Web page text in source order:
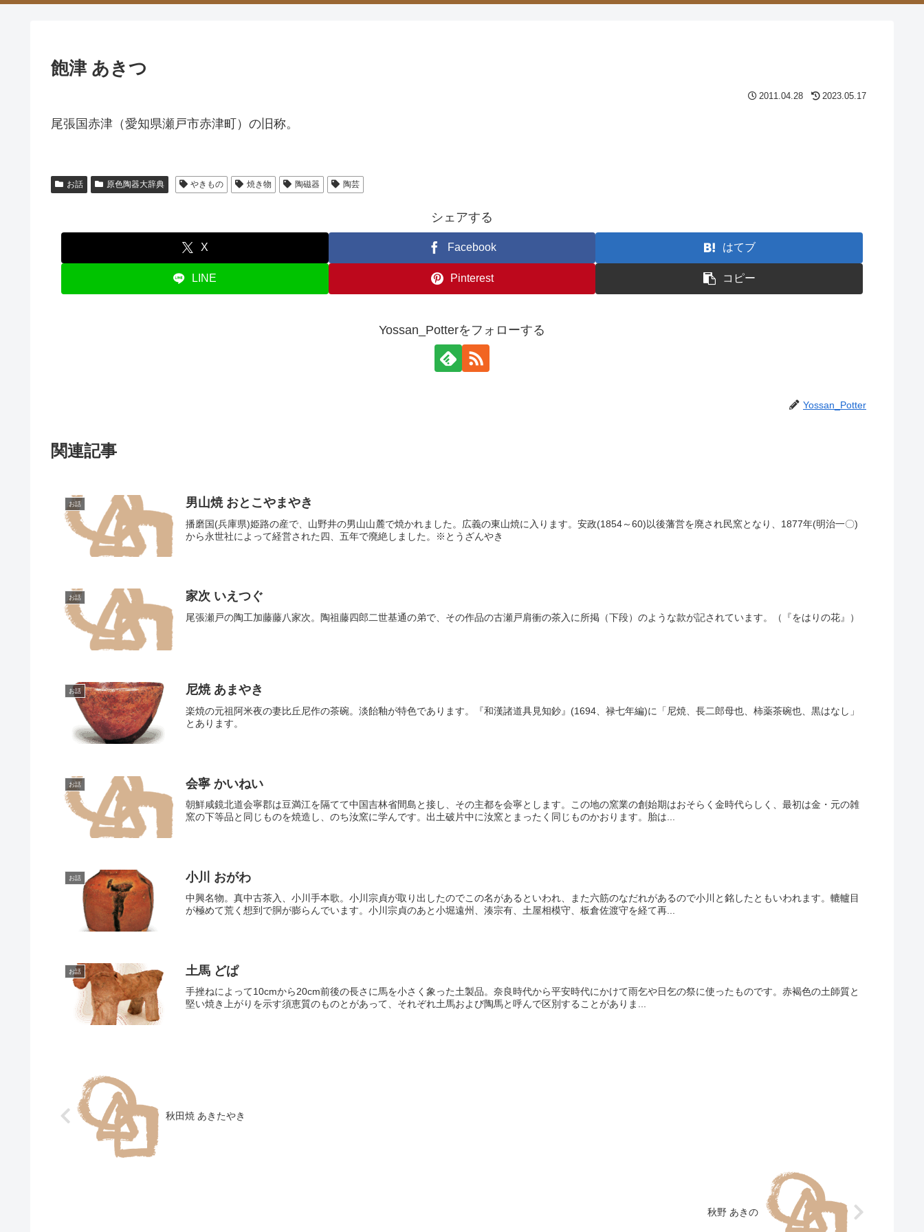
飽津 あきつ
2011.04.28 2023.05.17
尾張国赤津（愛知県瀬戸市赤津町）の旧称。
お話 原色陶器大辞典 やきもの 焼き物 陶磁器 陶芸
シェアする
X Facebook はてブ
LINE Pinterest コピー
Yossan_Potterをフォローする
Yossan_Potter
関連記事
お話 男山焼 おとこやまやき
播磨国(兵庫県)姫路の産で、山野井の男山山麓で焼かれました。広義の東山焼に入ります。安政(1854～60)以後藩営を廃され民窯となり、1877年(明治一〇)
から永世社によって経営された四、五年で廃絶しました。※とうざんやき
お話 家次 いえつぐ
尾張瀬戸の陶工加藤藤八家次。陶祖藤四郎二世基通の弟で、その作品の古瀬戸肩衝の茶入に所掲（下段）のような款が記されています。（『をはりの花』）
お話 尼焼 あまやき
楽焼の元祖阿米夜の妻比丘尼作の茶碗。淡飴釉が特色であります。『和漢諸道具見知鈔』(1694、禄七年編)に「尼焼、長二郎母也、柿薬茶碗也、黒はなし」
とあります。
お話 会寧 かいねい
朝鮮咸鏡北道会寧郡は豆満江を隔てて中国吉林省間島と接し、その主都を会寧とします。この地の窯業の創始期はおそらく金時代らしく、最初は金・元の雑
窯の下等品と同じものを焼造し、のち汝窯に学んです。出土破片中に汝窯とまったく同じものかおります。胎は...
お話 小川 おがわ
中興名物。真中古茶入、小川手本歌。小川宗貞が取り出したのでこの名があるといわれ、また六筋のなだれがあるので小川と銘したともいわれます。轆轤目
が極めて荒く想到で胴が膨らんでいます。小川宗貞のあと小堀遠州、湊宗有、土屋相模守、板倉佐渡守を経て再...
お話 土馬 どぱ
手挫ねによって10cmから20cm前後の長さに馬を小さく象った土製品。奈良時代から平安時代にかけて雨乞や日乞の祭に使ったものです。赤褐色の土師質と
堅い焼き上がりを示す須恵質のものとがあって、それぞれ土馬および陶馬と呼んで区別することがありま...
秋田焼 あきたやき
秋野 あきの